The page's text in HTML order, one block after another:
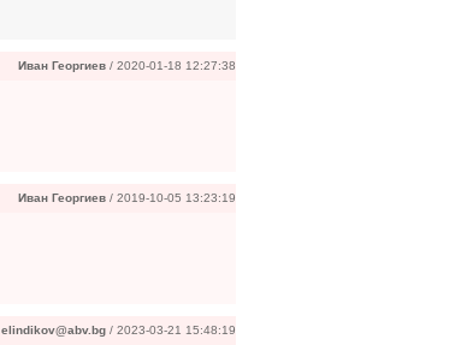
Иван Георгиев / 2020-01-18 12:27:38
Иван Георгиев / 2019-10-05 13:23:19
elindikov@abv.bg / 2023-03-21 15:48:19